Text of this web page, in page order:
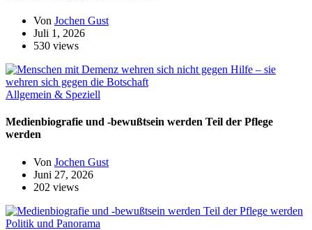
Von Jochen Gust
Juli 1, 2026
530 views
Allgemein & Speziell
Medienbiografie und -bewußtsein werden Teil der Pflege
werden
Von Jochen Gust
Juni 27, 2026
202 views
Politik und Panorama